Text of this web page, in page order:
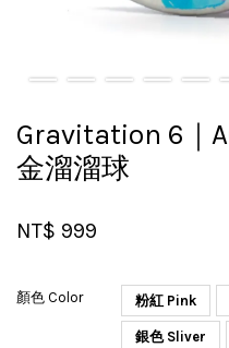
Gravitation 6｜
金溜溜球
NT$ 999
顏色 Color 粉紅 Pink
銀色 Sliver